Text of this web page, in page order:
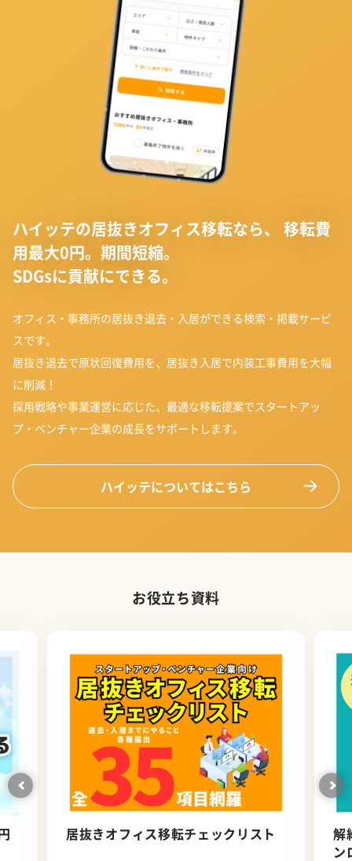
ハイッテの居抜きオフィス移転なら、
移転費
用最大0円。期間短縮。
SDGsに貢献にできる。
オフィス・事務所の居抜き退去・入居ができる検索・掲載サービ
スです。
居抜き退去で原状回復費用を、居抜き入居で内装工事費用を大幅
に削減！
採用戦略や事業運営に応じた、最適な移転提案でスタートアッ
プ・ベンチャー企業の成長をサポートします。
ハイッテについてはこちら
お役立ち資料
居抜きオフィス移転チェックリスト
解
ン